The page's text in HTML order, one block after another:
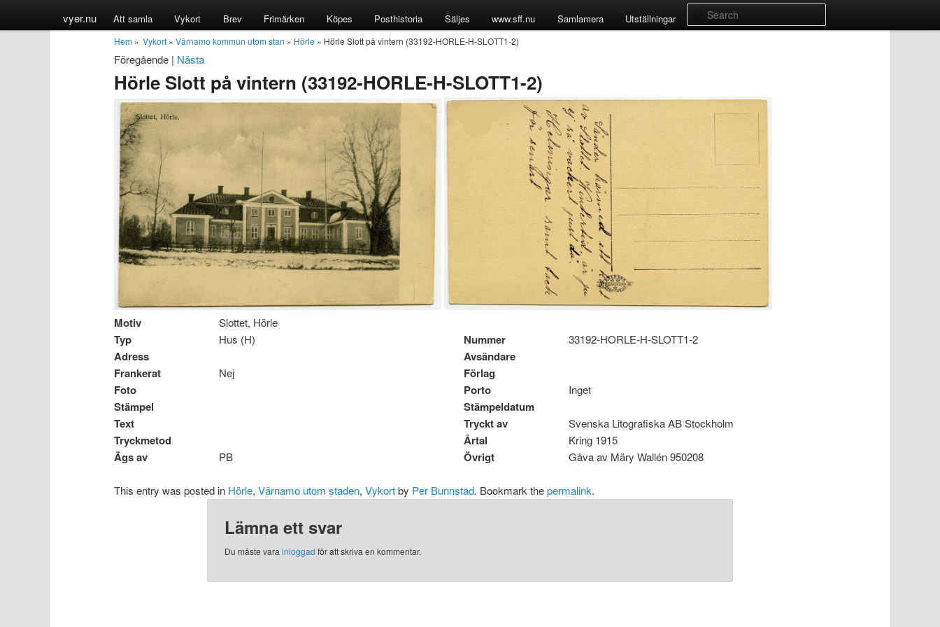
vyer.nu Att samla Vykort Brev Frimärken Köpes Posthistoria Säljes www.sff.nu Samlamera Utställningar Search
Hem » Vykort » Värnamo kommun utom stan » Hörle » Hörle Slott på vintern (33192-HORLE-H-SLOTT1-2)
Föregående | Nästa
Hörle Slott på vintern (33192-HORLE-H-SLOTT1-2)
Motiv Slottet, Hörle
Typ Hus (H) Nummer 33192-HORLE-H-SLOTT1-2
Adress
Avsändare
Frankerat
Nej
Förlag
Foto
Porto Inget
Stämpel
Stämpeldatum
Text
Tryckt av Svenska Litografiska AB Stockholm
Tryckmetod Årtal Kring 1915
Ägs av PB Övrigt Gåva av Märy Wallén 950208
This entry was posted in Hörle, Värnamo utom staden, Vykortby Per Bunnstad. Bookmark thepermalink.
Lämna ett svar
Du måste varainloggad för att skriva en kommentar.